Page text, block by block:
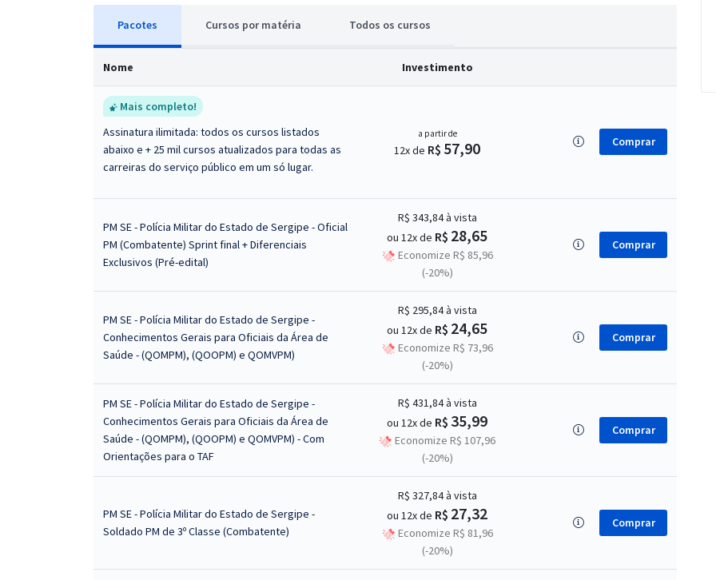
Pacotes Cursos por matéria Todos os cursos
Nome Investimento
Mais completo!
Assinatura ilimitada: todos os cursos listados
abaixo e + 25 mil cursos atualizados para todas as
carreiras do serviço público em um só lugar.
a partir de
12x de R$ 57,90 Comprar
PM SE - Polícia Militar do Estado de Sergipe - Oficial
PM (Combatente) Sprint final + Diferenciais
Exclusivos (Pré-edital)
R$ 343,84à vista
ou 12x de R$ 28,65
Economize R$ 85,96
(-20%)
Comprar
PM SE - Polícia Militar do Estado de Sergipe -
Conhecimentos Gerais para Oficiais da Área de
Saúde - (QOMPM), (QOOPM) e QOMVPM)
R$ 295,84à vista
ou 12x de R$ 24,65
Economize R$ 73,96
(-20%)
Comprar
PM SE - Polícia Militar do Estado de Sergipe -
Conhecimentos Gerais para Oficiais da Área de
Saúde - (QOMPM), (QOOPM) e QOMVPM) - Com
Orientações para o TAF
R$ 431,84à vista
ou 12x de R$ 35,99
Economize R$ 107,96
(-20%)
Comprar
PM SE - Polícia Militar do Estado de Sergipe -
Soldado PM de 3º Classe (Combatente)
R$ 327,84à vista
ou 12x de R$ 27,32
Economize R$ 81,96
(-20%)
Comprar